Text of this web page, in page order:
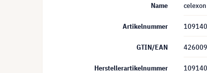
Name
Artikelnummer
GTIN/EAN
Herstellerartikelnummer